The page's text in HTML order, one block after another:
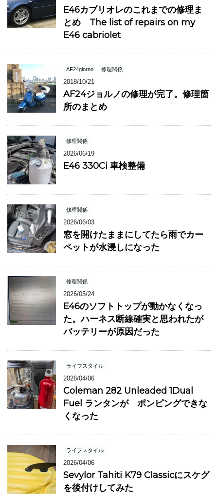
E46カブリオレのこれまでの修理ま
とめ The list of repairs on my
E46 cabriolet
AF24giorno 修理関係
2018/10/21
AF24ジョルノの修理が完了。修理箇
所のまとめ
修理関係
2026/06/19
E46 330Ci 車検整備
修理関係
2026/06/03
窓を開けたままにしてたら雨でカー
ペットが水浸しになった
修理関係
2026/05/24
E46のソフトトップが動かなくなっ
た。ハーネス断線確実と思われたが
バッテリーが原因だった
ライフスタイル
2026/04/06
Coleman 282 Unleaded 1Dual
Fuel ランタンが ポンピングできな
くなった
ライフスタイル
2026/04/06
Sevylor Tahiti K79 Classicにスケグ
を後付けしてみた